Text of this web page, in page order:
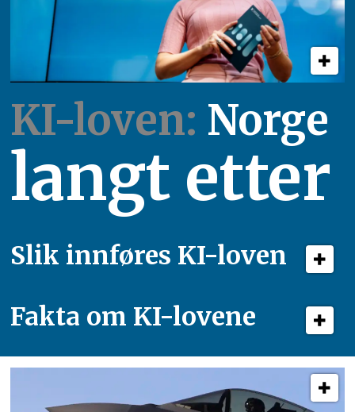
KI-loven: Norge
langt etter
Slik innføres KI-loven
Fakta om KI-lovene